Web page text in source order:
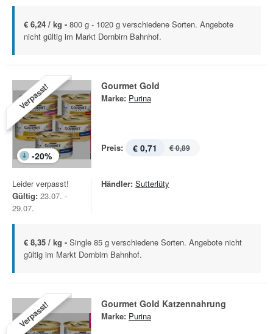
€ 6,24 / kg - 800 g - 1020 g verschiedene Sorten. Angebote
nicht gültig im Markt Dornbirn Bahnhof.
Verpasst!
-20%
Gourmet Gold
Marke: Purina
Preis: € 0,71 € 0,89
Leider verpasst!
Gültig: 23.07. -
29.07.
Händler: Sutterlüty
€ 8,35 / kg - Single 85 g verschiedene Sorten. Angebote nicht
gültig im Markt Dornbirn Bahnhof.
Verpasst! Gourmet Gold Katzennahrung
Marke: Purina